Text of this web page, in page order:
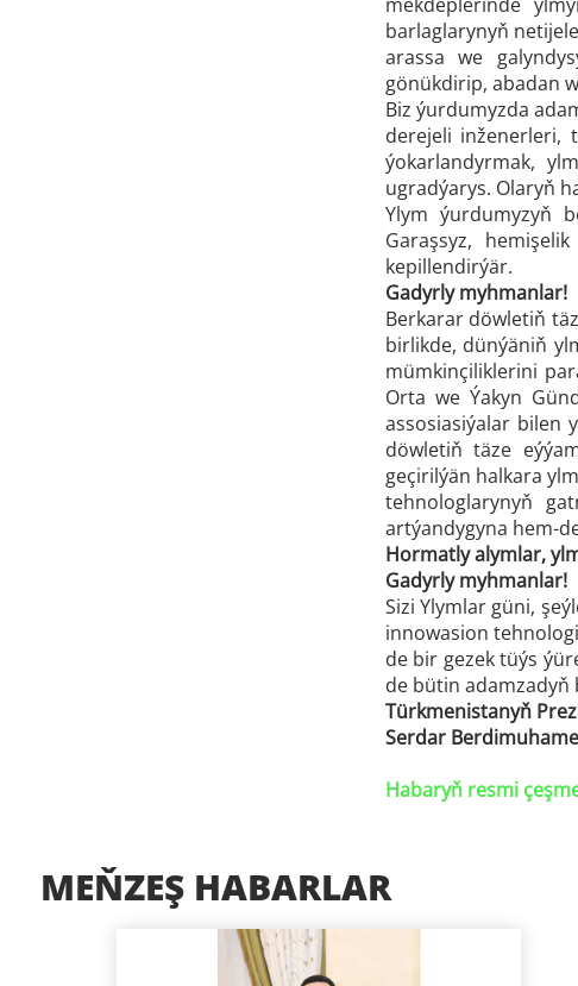
barlaglarynyň
arassa we
gönükdirip, abadan
Biz ýurdumyzda
derejeli inženerleri,
ýokarlandyrmak,
ugradýarys. Olaryň
Ylym ýurdumyzyň
Garaşsyz,
kepillendirýär.
Gadyrly myhmanlar!
Berkarar döwletiň
birlikde, dünýäniň
mümkinçiliklerini
Orta we Ýakyn
assosiasiýalar bilen
döwletiň täze
geçirilýän halkara
tehnologlarynyň
artýandygyna hem-
Hormatly alymlar,
Gadyrly myhmanlar!
Sizi Ylymlar güni,
innowasion
de bir gezek tüýs
de bütin
Türkmenistanyň
Serdar
Habaryň resmi
MEŇZEŞ HABARLAR